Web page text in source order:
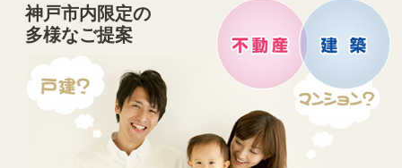
神戸市内限定の
多様なご提案